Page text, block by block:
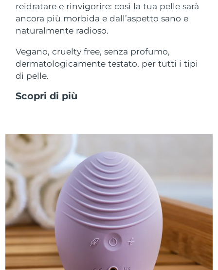
reidratare e rinvigorire: così la tua pelle sarà
ancora più morbida e dall’aspetto sano e
naturalmente radioso.
Vegano, cruelty free, senza profumo,
dermatologicamente testato, per tutti i tipi
di pelle.
Scopri di più